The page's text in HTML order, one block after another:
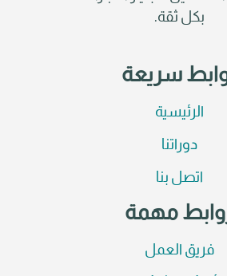
بكل ثقة.
سريعة
الرئيسية
دوراتنا
اتصل بنا
مهمة
فريق العمل